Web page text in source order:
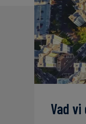
Vad vi